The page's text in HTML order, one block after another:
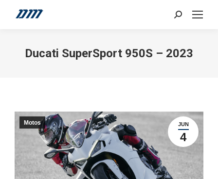
Search:
Ducati SuperSport 950S – 2023
JUN
4
Motos